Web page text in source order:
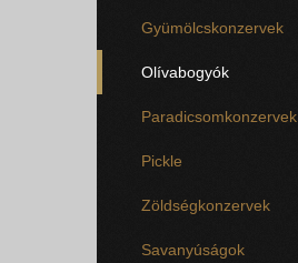
Gyümölcskonzervek
Olívabogyók
Paradicsomkonzervek
Pickle
Zöldségkonzervek
Savanyúságok